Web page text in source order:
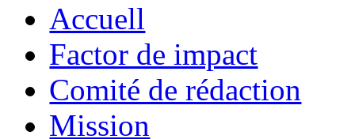
Accuell
Factor de impact
Comité de rédaction
Mission